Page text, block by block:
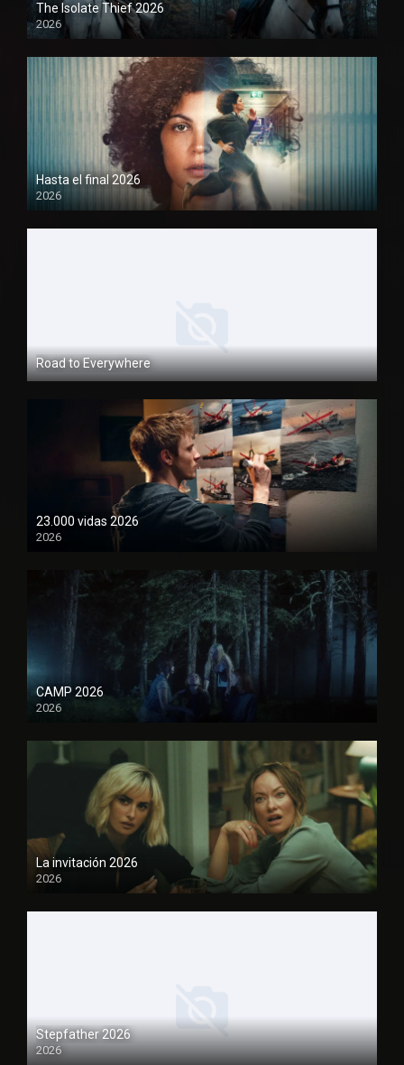
The Isolate Thief 2026
2026
1080P
Hasta el final 2026
2026
1080P
Road to Everywhere
1080P
23.000 vidas 2026
2026
1080P
CAMP 2026
2026
1080P
La invitación 2026
2026
1080P
Stepfather 2026
2026
1080P